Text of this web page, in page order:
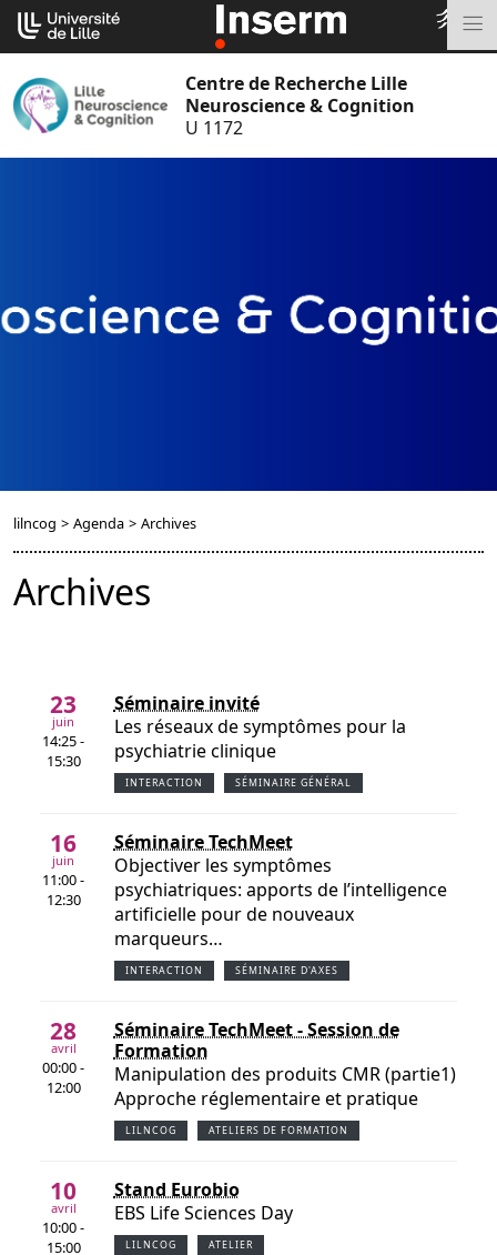
Aller
au
contenu
Centre de Recherche Lille
Neuroscience & Cognition
U 1172
lilncog > Agenda > Archives
Archives
23
juin
14:25 -
15:30
Séminaire invité
Les réseaux de symptômes pour la
psychiatrie clinique
INTERACTION SÉMINAIRE GÉNÉRAL
16
juin
11:00 -
12:30
Séminaire TechMeet
Objectiver les symptômes
psychiatriques: apports de l’intelligence
artificielle pour de nouveaux
marqueurs…
INTERACTION SÉMINAIRE D'AXES
28
avril
00:00 -
12:00
Séminaire TechMeet - Session de
Formation
Manipulation des produits CMR (partie1)
Approche réglementaire et pratique
LILNCOG ATELIERS DE FORMATION
10
avril
10:00 -
15:00
Stand Eurobio
EBS Life Sciences Day
LILNCOG ATELIER
Cookies management panel